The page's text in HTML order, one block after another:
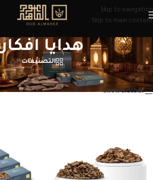
Skip to navigation
Skip to main content
هدايا افكار​
التصنيفات
الرئيسية/منتجات تحت الوسم “هدايا افكار​”
Show sidebar